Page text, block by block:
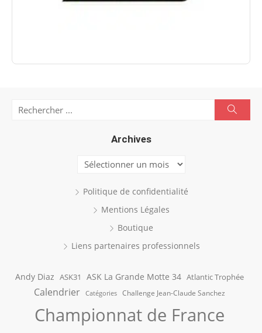
Archives
Archives
Politique de confidentialité
Mentions Légales
Boutique
Liens partenaires professionnels
Andy Diaz ASK31 ASK La Grande Motte 34 Atlantic Trophée
Calendrier Catégories Challenge Jean-Claude Sanchez
Championnat de France